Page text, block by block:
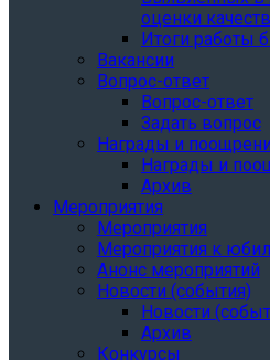
оценки
Итоги работы
Вакансии
Вопрос-ответ
Вопрос-ответ
Задать вопрос
Награды и
Награды и
Архив
Мероприятия
Мероприятия
Мероприятия к
Анонс мероприятий
Новости (события)
Новости
Архив
Конкурсы